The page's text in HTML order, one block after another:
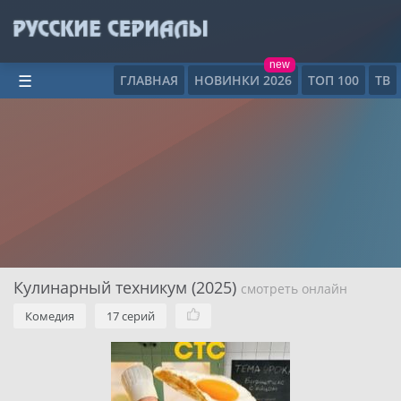
ГЛАВНАЯ НОВИНКИ 2026
new
ТОП 100 ТВ
☰
Кулинарный техникум (2025) смотреть онлайн
Комедия 17 серий